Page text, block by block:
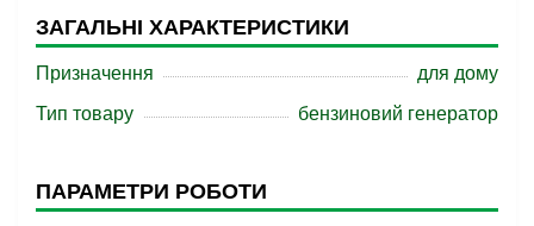
ЗАГАЛЬНІ ХАРАКТЕРИСТИКИ
Призначення
для дому
Тип товару
бензиновий генератор
ПАРАМЕТРИ РОБОТИ